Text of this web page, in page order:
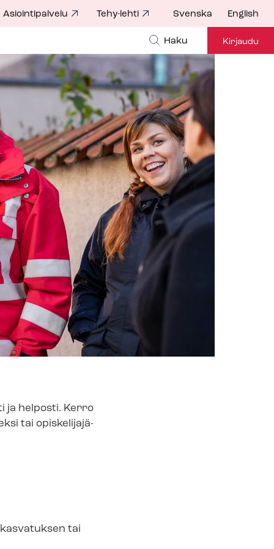
Asiointipalvelu Tehy-lehti Svenska English
Haku Kirjaudu
ja helposti. Kerro
tai opis­ke­li­ja­jä­
tai